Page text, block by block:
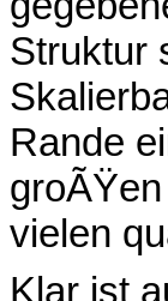
Struktur
Rande
vielen
Klar ist